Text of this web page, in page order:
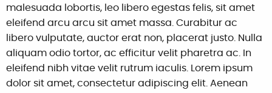
malesuada lobortis, leo libero egestas felis, sit amet
eleifend arcu arcu sit amet massa. Curabitur ac
libero vulputate, auctor erat non, placerat justo. Nulla
aliquam odio tortor, ac efficitur velit pharetra ac. In
eleifend nibh vitae velit rutrum iaculis. Lorem ipsum
dolor sit amet, consectetur adipiscing elit. Aenean